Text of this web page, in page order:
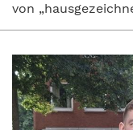
von